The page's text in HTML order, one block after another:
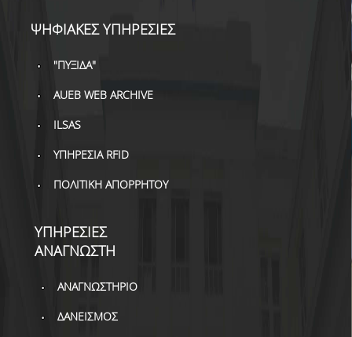
ΨΗΦΙΑΚΕΣ ΥΠΗΡΕΣΙΕΣ
"ΠΥΞΙΔΑ"
AUEB WEB ARCHIVE
ILSAS
ΥΠΗΡΕΣΙΑ RFID
ΠΟΛΙΤΙΚΗ ΑΠΟΡΡΗΤΟΥ
ΥΠΗΡΕΣΙΕΣ
ΑΝΑΓΝΩΣΤΗ
ΑΝΑΓΝΩΣΤΗΡΙΟ
ΔΑΝΕΙΣΜΟΣ